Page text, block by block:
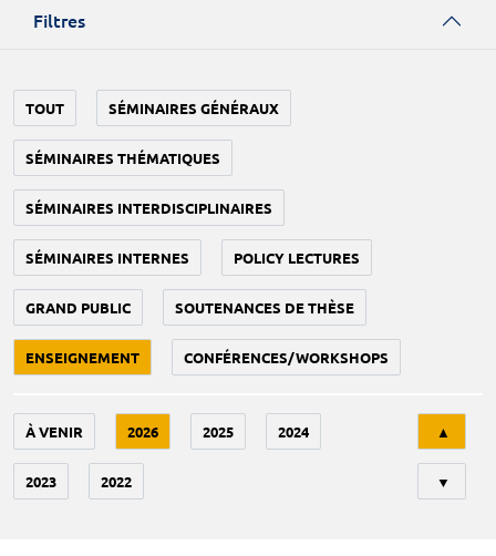
Filtres
TOUT SÉMINAIRES GÉNÉRAUX
SÉMINAIRES THÉMATIQUES
SÉMINAIRES INTERDISCIPLINAIRES
SÉMINAIRES INTERNES POLICY LECTURES
GRAND PUBLIC SOUTENANCES DE THÈSE
ENSEIGNEMENT CONFÉRENCES/WORKSHOPS
À VENIR 2026 2025 2024
2023 2022
▲
▼